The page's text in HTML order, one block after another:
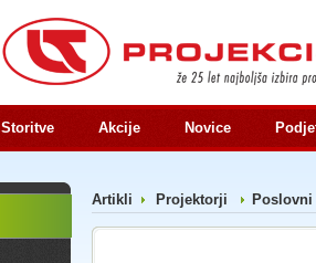
Storitve Akcije Novice
Artikli Projektorji